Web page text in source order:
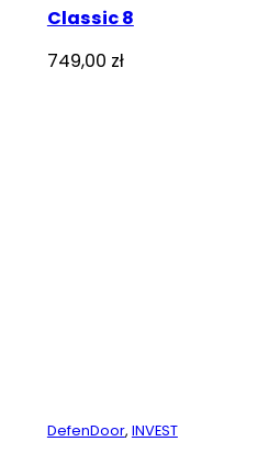
Classic 8
749,00 zł
DefenDoor, INVEST